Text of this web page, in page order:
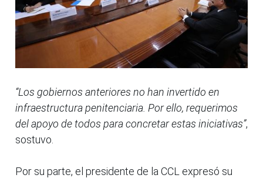
“Los gobiernos anteriores no han invertido en
infraestructura penitenciaria. Por ello, requerimos
del apoyo de todos para concretar estas iniciativas”,
sostuvo.
Por su parte, el presidente de la CCL expresó su